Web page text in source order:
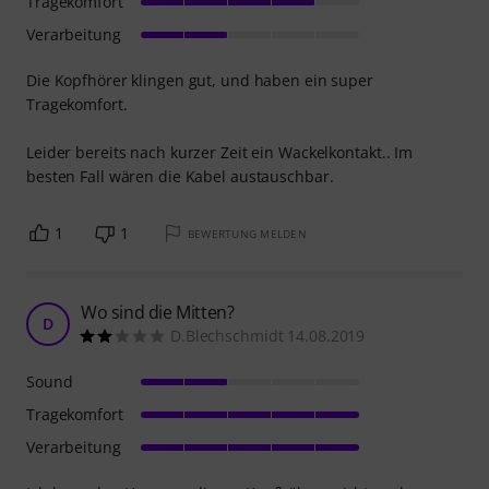
Die Kopfhörer klingen gut, und haben ein super
Tragekomfort.
Leider bereits nach kurzer Zeit ein Wackelkontakt.. Im
besten Fall wären die Kabel austauschbar.
Verarbeitung
1 1 BEWERTUNG MELDEN
D Wo sind die Mitten?
D.Blechschmidt 14.08.2019
Sound
Tragekomfort
Verarbeitung